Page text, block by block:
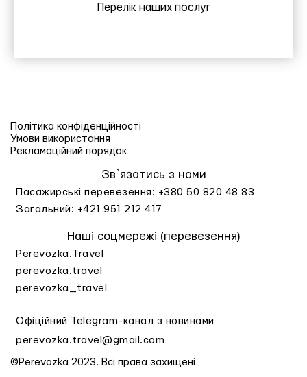
Перелік наших послуг
Політика конфіденційності
Умови використання
Рекламаційний порядок
Зв`язатись з нами
Пасажирські перевезення: +380 50 820 48 83
Загальний: +421 951 212 417
Наші соцмережі (перевезення)
Perevozka.Travel
perevozka.travel
perevozka_travel
©Perevozka 2023. Всі права захищені
perevozka.travel@gmail.com
Офіційний Telegram-канал з новинами